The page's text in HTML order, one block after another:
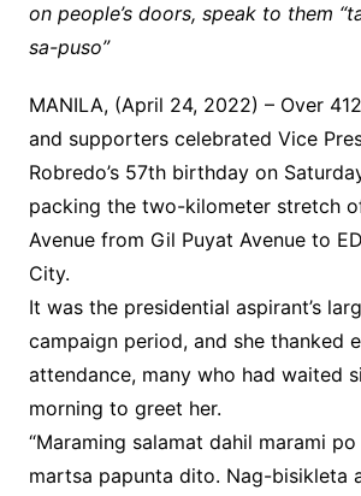
on people’s doors, speak to them
sa-puso”
MANILA, (April 24, 2022) – Over
and supporters celebrated Vice
Robredo’s 57th birthday on
packing the two-kilometer stretch
Avenue from Gil Puyat Avenue to
City.
It was the presidential aspirant’s
campaign period, and she thanked
attendance, many who had waited
morning to greet her.
“Maraming salamat dahil marami
martsa papunta dito. Nag-bisikleta